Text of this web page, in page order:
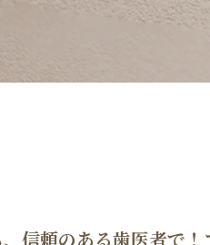
信頼のある歯医者で